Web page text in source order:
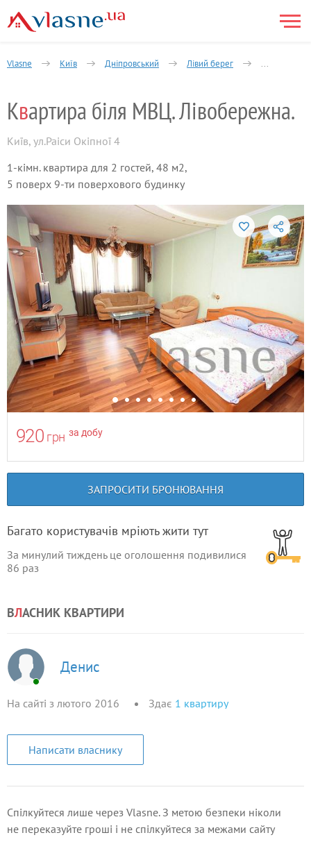
Vlasne Київ Дніпровський Лівий берег 1-кімнатна
Квартира біля МВЦ. Лівобережна.
Київ, ул.Раіси Окіпної 4
1-кімн. квартира для 2 гостей, 48 м2,
5 поверх 9-ти поверхового будинку
920 грн за добу
ЗАПРОСИТИ БРОНЮВАННЯ
Багато користувачів мріють жити тут
За минулий тиждень це оголошення подивилися
86 раз
ВЛАСНИК КВАРТИРИ
Денис
На сайті з лютого 2016 Здає 1 квартиру
Написати власнику
Спілкуйтеся лише через Vlasne. З метою безпеки ніколи
не переказуйте гроші і не спілкуйтеся за межами сайту